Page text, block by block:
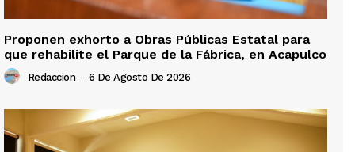
Proponen exhorto a Obras Públicas Estatal para
que rehabilite el Parque de la Fábrica, en Acapulco
Redaccion - 6 De Agosto De 2026